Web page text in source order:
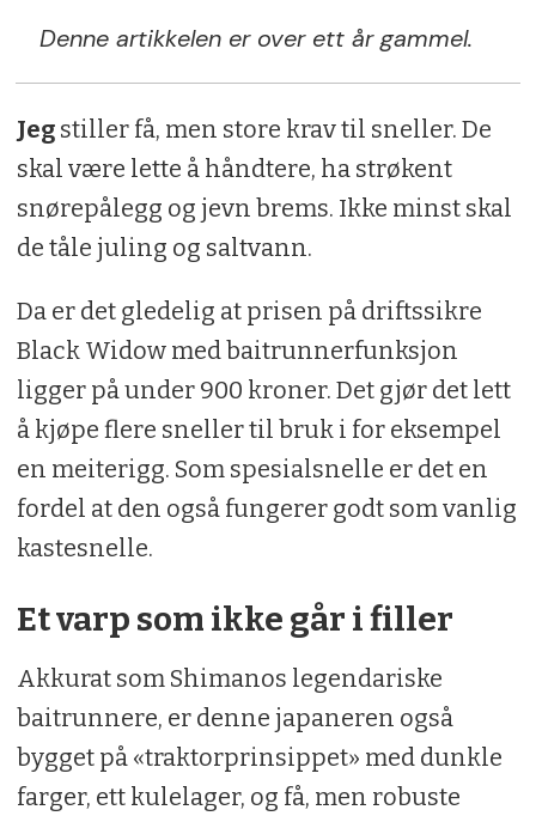
Denne artikkelen er over ett år gammel.
Jegstiller få, men store krav til sneller. De
skal være lette å håndtere, ha strøkent
snørepålegg og jevn brems. Ikke minst skal
de tåle juling og saltvann.
Da er det gledelig at prisen på driftssikre
Black Widow med baitrunnerfunksjon
ligger på under 900 kroner. Det gjør det lett
å kjøpe flere sneller til bruk i for eksempel
en meiterigg. Som spesialsnelle er det en
fordel at den også fungerer godt som vanlig
kastesnelle.
Et varp som ikke går i filler
Akkurat som Shimanos legendariske
baitrunnere, er denne japaneren også
bygget på «traktorprinsippet» med dunkle
farger, ett kulelager, og få, men robuste